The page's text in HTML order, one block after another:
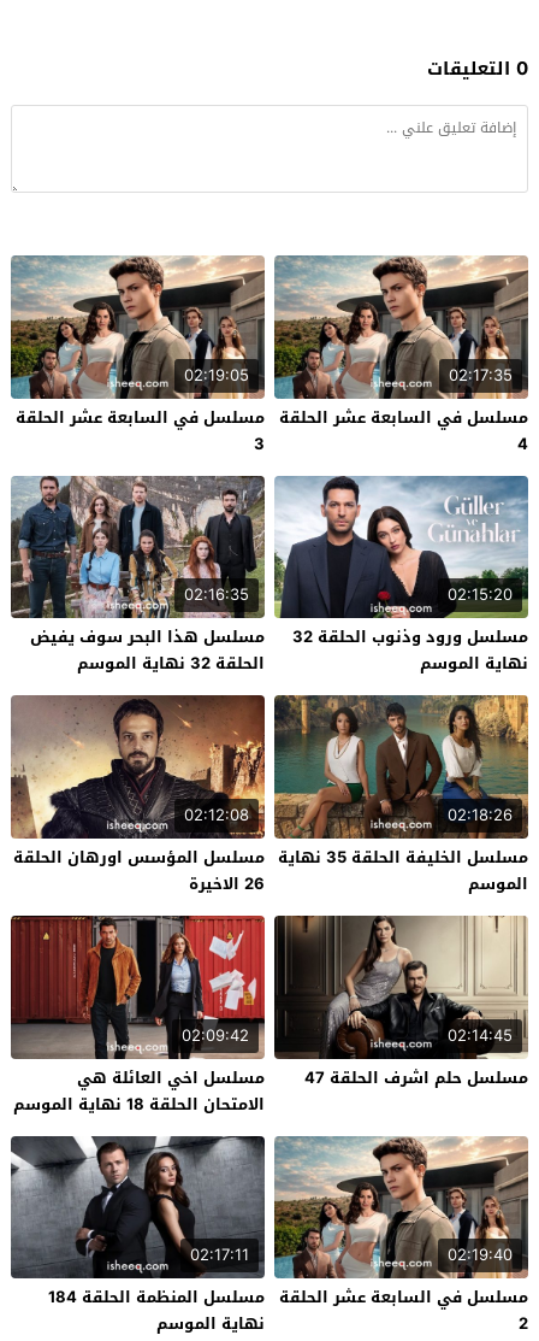
0 التعليقات
02:17:35
مسلسل في السابعة عشر الحلقة
4
02:19:05
مسلسل في السابعة عشر الحلقة
3
02:15:20
مسلسل ورود وذنوب الحلقة 32
نهاية الموسم
02:16:35
مسلسل هذا البحر سوف يفيض
الحلقة 32 نهاية الموسم
02:18:26
مسلسل الخليفة الحلقة 35 نهاية
الموسم
02:12:08
مسلسل المؤسس اورهان الحلقة
26 الاخيرة
02:14:45
مسلسل حلم اشرف الحلقة 47
02:09:42
مسلسل اخي العائلة هي
الامتحان الحلقة 18 نهاية الموسم
02:19:40
مسلسل في السابعة عشر الحلقة
2
02:17:11
مسلسل المنظمة الحلقة 184
نهاية الموسم